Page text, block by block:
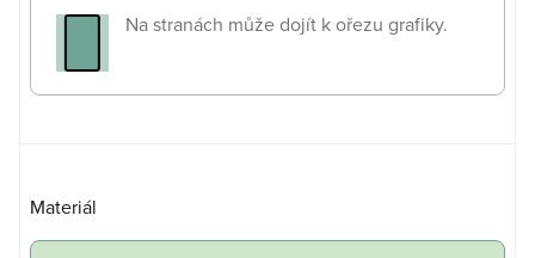
Na stranách může dojít k ořezu grafiky.
Materiál